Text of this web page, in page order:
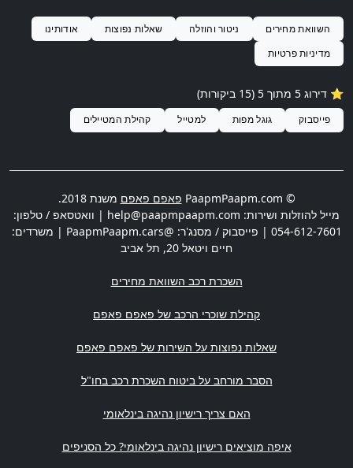
השוואת מחירים ניטור והוזלה שאלות נפוצות
אודותינו
מדיניות פרטיות
⭐️ דירוג 5 מתוך 5 (15 ביקורות)
פייסבוק גוגל מפות למטייל קהילת המטיילים
© PaapmPaapm.com פאפם פאפם משנת 2018.
מייל להוזלות ושירות: help@paapmpaapm.com | וואטסאפ / טלפון:
054-612-7601 | פייסבוק / מסנג'ר: @PaapmPaapm.cars | משרדים:
חיים ויטאל 20
, תל אביב
השכרת רכב השוואת מחירים
קהילת שוכרי הרכב של פאפם פאפם
שאלות נפוצות על השירות של פאפם פאפם
הסבר מורחב על ביטוח השכרת רכב בחו"ל
האם צריך רישיון נהיגה בינלאומי
איפה מוציאים רישיון נהיגה בינלאומי? כל הסניפים